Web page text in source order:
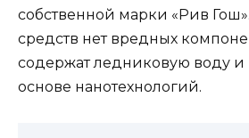
собственной марки «Рив
средств нет вредных
содержат ледниковую воду и
основе нанотехнологий.